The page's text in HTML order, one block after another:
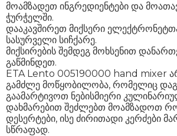
მოამზადეთ ინგრედიენტები და
ჭურჭელში.
დააკავშირეთ მიქსერი
სასურველი სიჩქარე.
მიქსირების შემდეგ მოხსენით
გაწმინდეთ.
ETA Lento 005190000 hand mixer
გამძლე მოწყობილობა, რომელიც
გაამარტივოთ ნებისმიერი
დახმარებით შეძლებთ მოამზადოთ
დესერტები, ისე ძირითადი კერძები
სწრაფად.